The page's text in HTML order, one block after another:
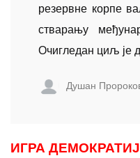
резервне корпе
стварању
Очигледан циљ је
Душан
ИГРА